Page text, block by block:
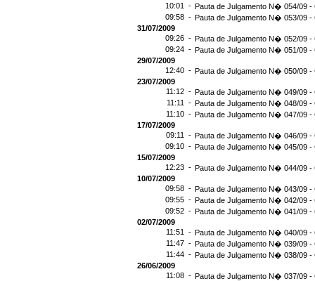
10:01 - Pauta de Julgamento N� 054/09 -
09:58 - Pauta de Julgamento N� 053/09 -
31/07/2009
09:26 - Pauta de Julgamento N� 052/09 -
09:24 - Pauta de Julgamento N� 051/09 -
29/07/2009
12:40 - Pauta de Julgamento N� 050/09 -
23/07/2009
11:12 - Pauta de Julgamento N� 049/09 -
11:11 - Pauta de Julgamento N� 048/09 -
11:10 - Pauta de Julgamento N� 047/09 -
17/07/2009
09:11 - Pauta de Julgamento N� 046/09 -
09:10 - Pauta de Julgamento N� 045/09 -
15/07/2009
12:23 - Pauta de Julgamento N� 044/09 -
10/07/2009
09:58 - Pauta de Julgamento N� 043/09 -
09:55 - Pauta de Julgamento N� 042/09 -
09:52 - Pauta de Julgamento N� 041/09 -
02/07/2009
11:51 - Pauta de Julgamento N� 040/09 -
11:47 - Pauta de Julgamento N� 039/09 -
11:44 - Pauta de Julgamento N� 038/09 -
26/06/2009
11:08 - Pauta de Julgamento N� 037/09 -